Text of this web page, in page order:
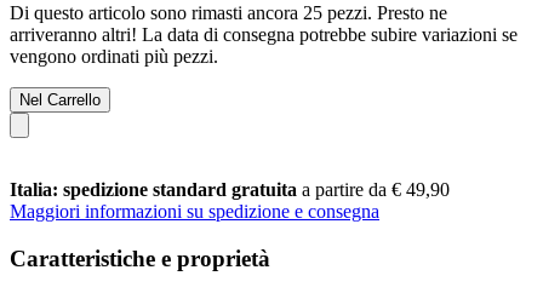
Di questo articolo sono rimasti ancora 25 pezzi. Presto ne
arriveranno altri! La data di consegna potrebbe subire variazioni se
vengono ordinati più pezzi.
Nel Carrello
Italia: spedizione standard gratuita a partire da € 49,90
Maggiori informazioni su spedizione e consegna
Caratteristiche e proprietà